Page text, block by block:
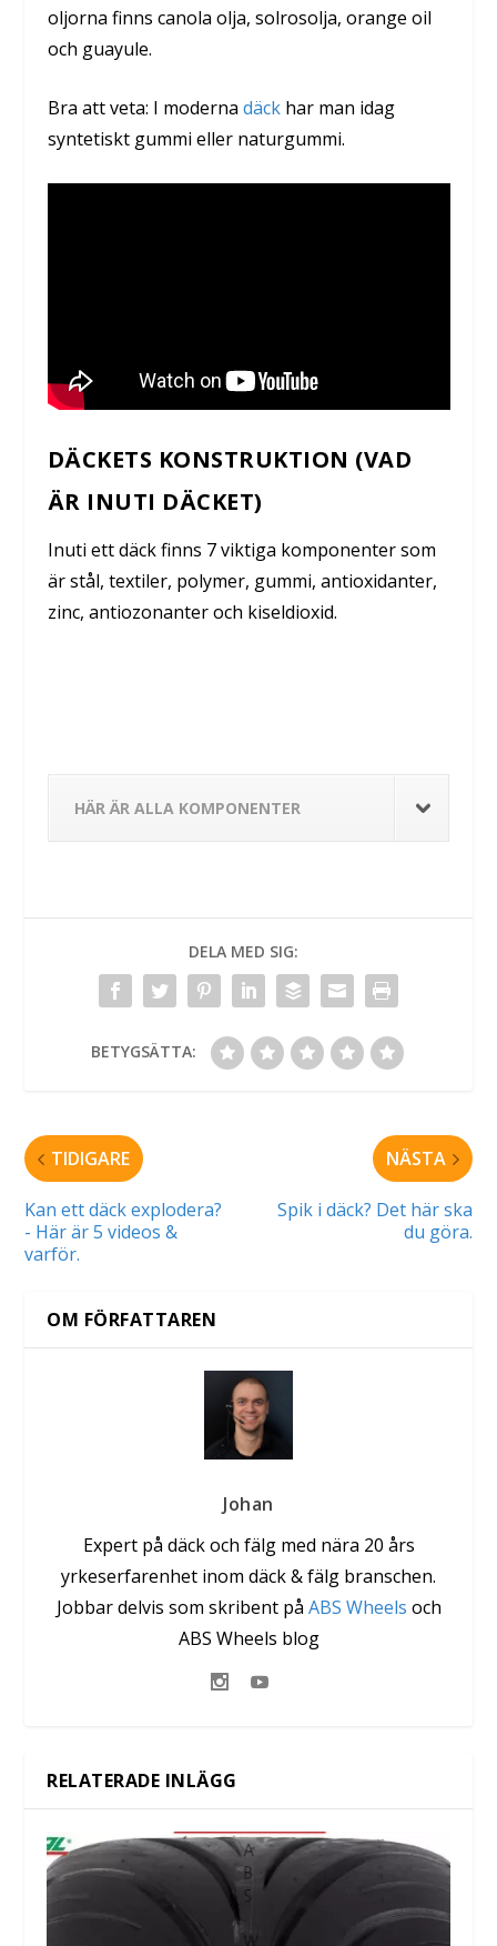
oljorna finns canola olja, solrosolja, orange oil
och guayule.
Bra att veta: I moderna däckhar man idag
syntetiskt gummi eller naturgummi.
DÄCKETS KONSTRUKTION (VAD
ÄR INUTI DÄCKET)
Inuti ett däck finns 7 viktiga komponenter som
är stål, textiler, polymer, gummi, antioxidanter,
zinc, antiozonanter och kiseldioxid.
HÄR ÄR ALLA KOMPONENTER
DELA MED SIG:
BETYGSÄTTA:
TIDIGARE
Kan ett däck explodera?
- Här är 5 videos &
varför.
NÄSTA
Spik i däck? Det här ska
du göra.
OM FÖRFATTAREN
Johan
Expert på däck och fälg med nära 20 års
yrkeserfarenhet inom däck & fälg branschen.
Jobbar delvis som skribent på ABS Wheels och
ABS Wheels blog
RELATERADE INLÄGG